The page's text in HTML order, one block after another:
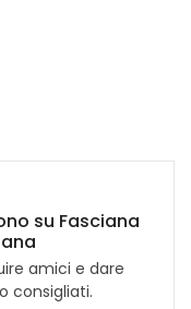
su Fasciana
amici e dare
consigliati.